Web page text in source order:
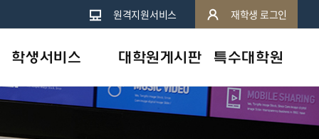
원격지원서비스 재학생 로그인
학생서비스
원격지원서비스
대학원게시판
학사공지
특수대학원
휴먼서비스대학원